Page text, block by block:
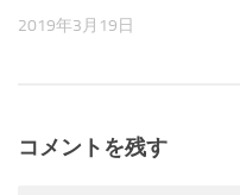
2019年3月19日
コメントを残す